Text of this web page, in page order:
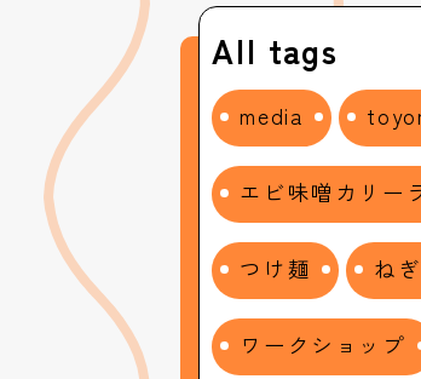
All tags
media
エビ味噌カリー
つけ麺 ね
ワークショップ